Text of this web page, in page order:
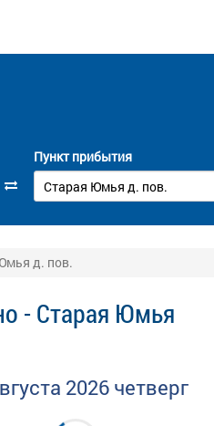
Пункт прибытия
д. пов.
- Старая Юмья
2026 четверг